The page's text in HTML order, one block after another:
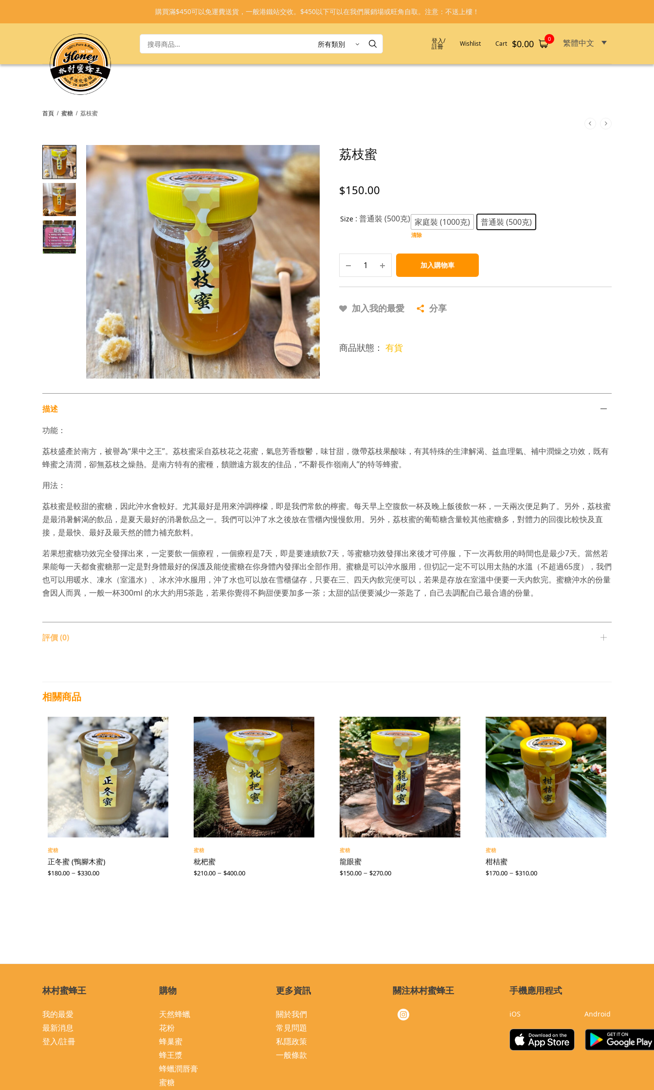
登入/
註冊 Wishlist Cart $0.00 0 繁體中文
首頁 / 蜜糖 / 荔枝蜜
荔枝蜜
$150.00
Size : 普通裝 (500克) 家庭裝 (1000克) 普通裝 (500克)
清除
加入購物車
加入我的最愛 分享
商品狀態： 有貨
描述
功能：
荔枝盛產於南方，被譽為“果中之王”。荔枝蜜采自荔枝花之花蜜，氣息芳香馥鬱，味甘甜，微帶荔枝果酸味，有其特殊的生津解渴、益血理氣、補中潤燥之功效，既有
蜂蜜之清潤，卻無荔枝之燥熱。是南方特有的蜜種，饋贈遠方親友的佳品，“不辭長作嶺南人”的特等蜂蜜。
用法：
荔枝蜜是較甜的蜜糖，因此沖水會較好。尤其最好是用來沖調檸檬，即是我們常飲的檸蜜。每天早上空腹飲一杯及晚上飯後飲一杯，一天兩次便足夠了。另外，荔枝蜜
是最消暑解渴的飲品，是夏天最好的消暑飲品之一。我們可以沖了水之後放在雪櫃內慢慢飲用。另外，荔枝蜜的葡萄糖含量較其他蜜糖多，對體力的回復比較快及直
接，是最快、最好及最天然的體力補充飲料。
若果想蜜糖功效完全發揮出來，一定要飲一個療程，一個療程是7天，即是要連續飲7天，等蜜糖功效發揮出來後才可停服，下一次再飲用的時間也是最少7天。當然若
果能每一天都食蜜糖那一定是對身體最好的保護及能使蜜糖在你身體內發揮出全部作用。蜜糖是可以沖水服用，但切記一定不可以用太熱的水溫（不超過65度），我們
也可以用暖水、凍水（室溫水）、冰水沖水服用，沖了水也可以放在雪櫃儲存，只要在三、四天內飲完便可以，若果是存放在室溫中便要一天內飲完。蜜糖沖水的份量
會因人而異，一般一杯300ml 的水大約用5茶匙，若果你覺得不夠甜便要加多一茶；太甜的話便要減少一茶匙了，自己去調配自己最合適的份量。
評價 (0)
相關商品
蜜糖
正冬蜜 (鴨腳木蜜)
$180.00 – $330.00
蜜糖
枇杷蜜
$210.00 – $400.00
蜜糖
龍眼蜜
$150.00 – $270.00
蜜糖
柑桔蜜
$170.00 – $310.00
林村蜜蜂王
我的最愛
最新消息
登入/註冊
購物
天然蜂蠟
花粉
蜂巢蜜
蜂王漿
蜂蠟潤唇膏
蜜糖
更多資訊
關於我們
常見問題
私隱政策
一般條款
關注林村蜜蜂王 手機應用程式
iOS Android
購買滿$450可以免運費送貨，一般港鐵站交收。$450以下可以在我們展銷場或旺角自取。注意：不送上樓！